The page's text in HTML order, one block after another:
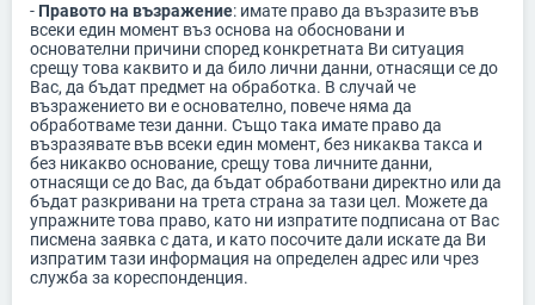
- Правото на възражение: имате право да възразите във
всеки един момент въз основа на обосновани и
основателни причини според конкретната Ви ситуация
срещу това каквито и да било лични данни, отнасящи се до
Вас, да бъдат предмет на обработка. В случай че
възражението ви е основателно, повече няма да
обработваме тези данни. Също така имате право да
възразявате във всеки един момент, без никаква такса и
без никакво основание, срещу това личните данни,
отнасящи се до Вас, да бъдат обработвани директно или да
бъдат разкривани на трета страна за тази цел. Можете да
упражните това право, като ни изпратите подписана от Вас
писмена заявка с дата, и като посочите дали искате да Ви
изпратим тази информация на определен адрес или чрез
служба за кореспонденция.